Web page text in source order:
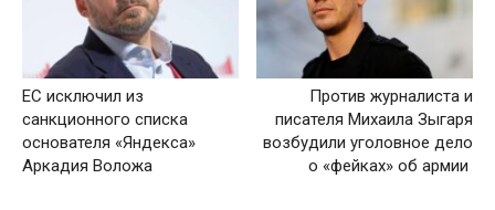
ЕС исключил из
санкционного списка
основателя «Яндекса»
Аркадия Воложа
Против журналиста и
писателя Михаила Зыгаря
возбудили уголовное дело
о «фейках» об армии